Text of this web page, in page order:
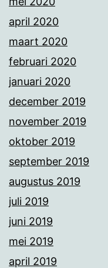
april 2020
maart 2020
februari 2020
januari 2020
december 2019
november 2019
oktober 2019
september 2019
augustus 2019
juli 2019
juni 2019
mei 2019
april 2019